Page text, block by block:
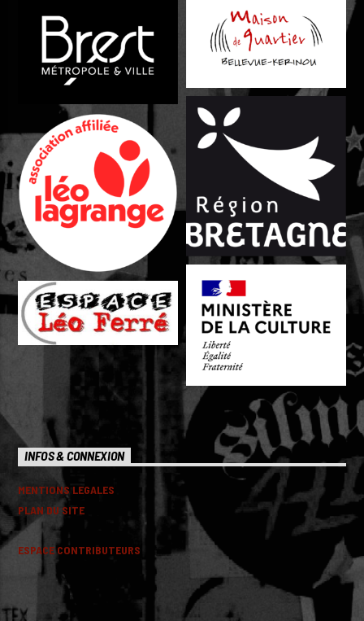
INFOS & CONNEXION
MENTIONS LEGALES
PLAN DU SITE
ESPACE CONTRIBUTEURS